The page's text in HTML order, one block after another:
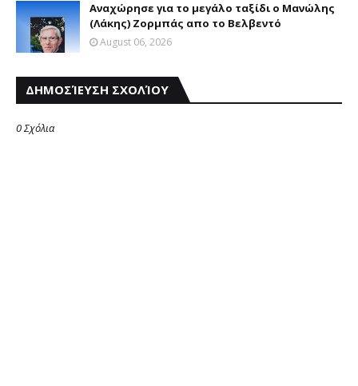
Αναχώρησε για το μεγάλο ταξίδι ο Μανώλης
(Λάκης) Ζορμπάς απο το Βελβεντό
August 06, 2026
ΔΗΜΟΣΊΕΥΣΗ ΣΧΟΛΊΟΥ
0 Σχόλια